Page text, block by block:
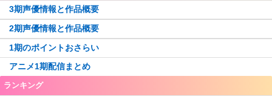
3期声優情報と作品概要
2期声優情報と作品概要
1期のポイントおさらい
アニメ1期配信まとめ
ランキング